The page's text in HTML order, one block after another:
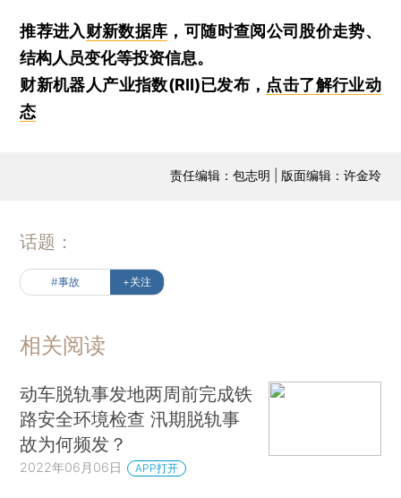
推荐进入财新数据库 ，可随时查阅公司股价走势、
结构人员变化等投资信息。
财新机器人产业指数(RII)已发布， 点击了解行业动
态
责任编辑：包志明 | 版面编辑：许金玲
话题：
#事故 +关注
相关阅读
动车脱轨事发地两周前完成铁
路安全环境检查 汛期脱轨事
故为何频发？
2022年06月06日 APP打开